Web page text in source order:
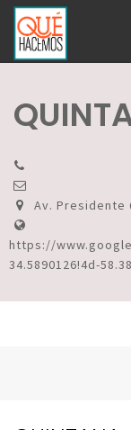
Av. Presidente
https://
34.5890126!4d-